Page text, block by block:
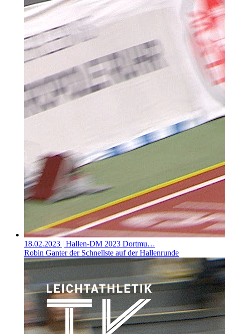
18.02.2023 | Hallen-DM 2023 Dortmu…
Robin Ganter der Schnellste auf der Hallenrunde